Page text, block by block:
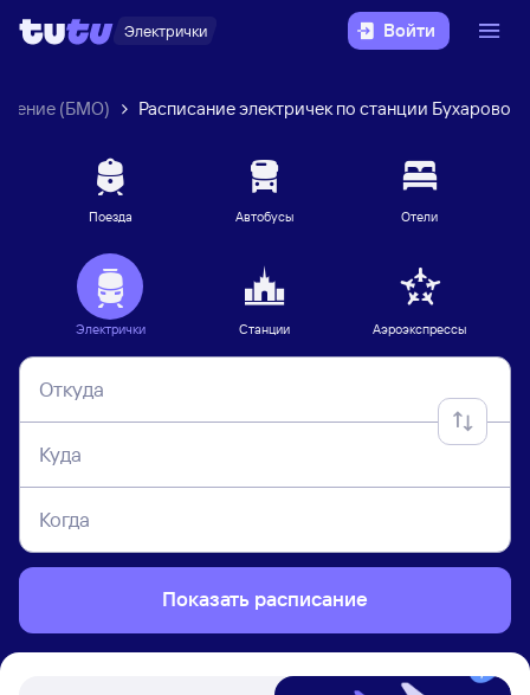
Электрички Войти
(БМО) Расписание электричек по станции Бухарово
Поезда Автобусы Отели
Электрички Станции Аэроэкспрессы
Откуда
Куда
Когда
Показать расписание